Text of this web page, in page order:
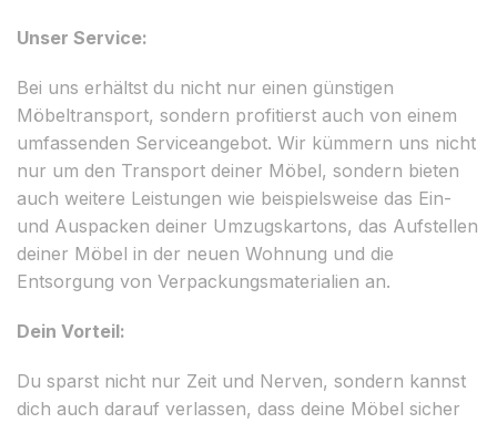
Unser Service:
Bei uns erhältst du nicht nur einen günstigen
Möbeltransport, sondern profitierst auch von einem
umfassenden Serviceangebot. Wir kümmern uns nicht
nur um den Transport deiner Möbel, sondern bieten
auch weitere Leistungen wie beispielsweise das Ein-
und Auspacken deiner Umzugskartons, das Aufstellen
deiner Möbel in der neuen Wohnung und die
Entsorgung von Verpackungsmaterialien an.
Dein Vorteil:
Du sparst nicht nur Zeit und Nerven, sondern kannst
dich auch darauf verlassen, dass deine Möbel sicher